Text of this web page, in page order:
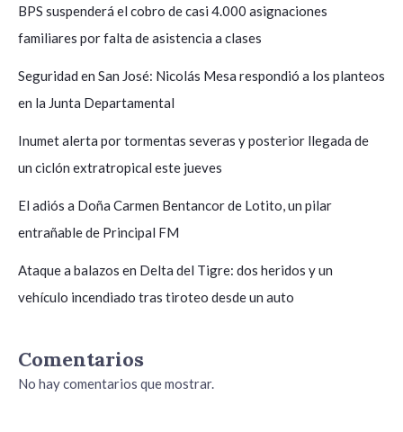
BPS suspenderá el cobro de casi 4.000 asignaciones
familiares por falta de asistencia a clases
Seguridad en San José: Nicolás Mesa respondió a los planteos
en la Junta Departamental
Inumet alerta por tormentas severas y posterior llegada de
un ciclón extratropical este jueves
El adiós a Doña Carmen Bentancor de Lotito, un pilar
entrañable de Principal FM
Ataque a balazos en Delta del Tigre: dos heridos y un
vehículo incendiado tras tiroteo desde un auto
Comentarios
No hay comentarios que mostrar.